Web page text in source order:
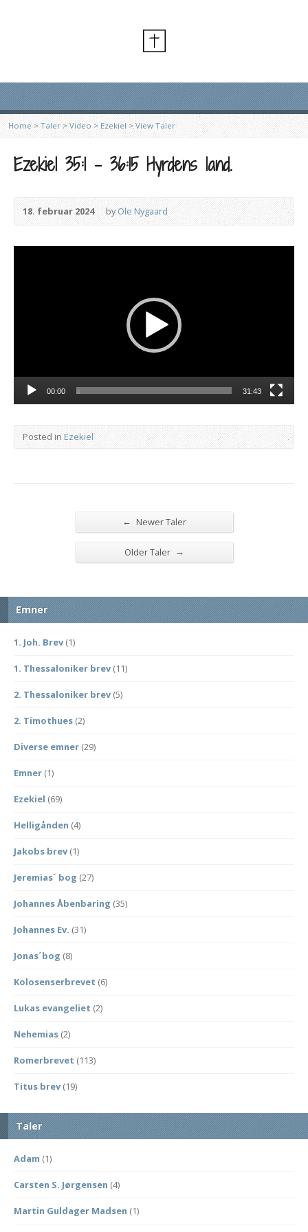
Home > Taler>Video > Ezekiel>View Taler
Ezekiel 35:1 – 36:15 Hyrdens land.
18. februar 2024 byOle Nygaard
00:00 31:43
Posted in Ezekiel
← Newer Taler
Older Taler →
Emner
1. Joh. Brev (1)
1. Thessaloniker brev (11)
2. Thessaloniker brev (5)
2. Timothues (2)
Diverse emner (29)
Emner (1)
Ezekiel (69)
Helligånden (4)
Jakobs brev (1)
Jeremias´ bog (27)
Johannes Åbenbaring (35)
Johannes Ev. (31)
Jonas´bog (8)
Kolosenserbrevet (6)
Lukas evangeliet (2)
Nehemias (2)
Romerbrevet (113)
Titus brev (19)
Taler
Adam (1)
Carsten S. Jørgensen (4)
Martin Guldager Madsen (1)